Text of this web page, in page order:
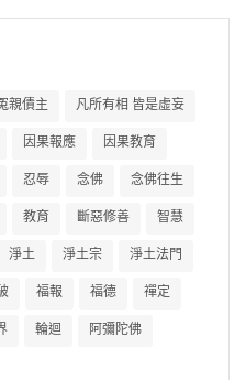
親債主 凡所有相 皆是虛妄
因果報應 因果教育
忍辱 念佛 念佛往生
教育 斷惡修善 智慧
淨土 淨土宗 淨土法門
福報 福德 禪定
輪迴 阿彌陀佛